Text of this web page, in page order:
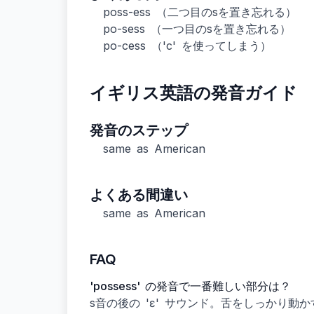
poss-ess （二つ目のsを置き忘れる）
po-sess （一つ目のsを置き忘れる）
po-cess （'c' を使ってしまう）
イギリス英語の発音ガイド
発音のステップ
same as American
よくある間違い
same as American
FAQ
'possess' の発音で一番難しい部分は？
s音の後の 'ɛ' サウンド。舌をしっかり動か